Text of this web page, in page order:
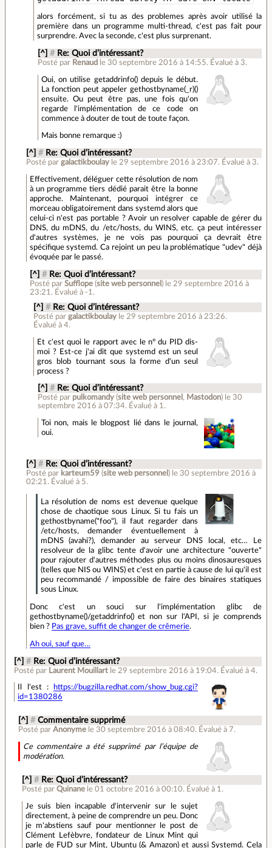
alors forcément, si tu as des problemes après avoir utilisé la
première dans un programme multi-thread, c'est pas fait pour
surprendre. Avec la seconde, c'est plus surprenant.
[^] # Re: Quoi d’intéressant?
Posté par Renaud le 30 septembre 2016 à 14:55. Évalué à 3.
Oui, on utilise getaddrinfo() depuis le début.
La fonction peut appeler gethostbyname(_r)()
ensuite. Ou peut être pas, une fois qu'on
regarde l'implémentation de ce code on
commence à douter de tout de toute façon.
Mais bonne remarque :)
[^] # Re: Quoi d’intéressant?
Posté par galactikboulay le 29 septembre 2016 à 23:07. Évalué à 3.
Effectivement, déléguer cette résolution de nom
à un programme tiers dédié parait être la bonne
approche. Maintenant, pourquoi intégrer ce
morceau obligatoirement dans systemd alors que
celui-ci n'est pas portable ? Avoir un resolver capable de gérer du
DNS, du mDNS, du /etc/hosts, du WINS, etc. ça peut intéresser
d'autres systèmes, je ne vois pas pourquoi ça devrait être
spécifique systemd. Ca rejoint un peu la problématique "udev" déjà
évoquée par le passé.
[^] # Re: Quoi d’intéressant?
Posté par Sufflope(site web personnel ) le 29 septembre 2016 à
23:21 . Évalué à -1 .
[^] # Re: Quoi d’intéressant?
Posté pargalactikboulay le 29 septembre 2016 à 23:26.
Évalué à4.
Et c'est quoi le rapport avec le n° du PID dis-
moi ? Est-ce j'ai dit que systemd est un seul
gros blob tournant sous la forme d'un seul
process ?
[^] # Re: Quoi d’intéressant?
Posté par pulkomandy(site web personnel , Mastodon) le 30
septembre 2016 à 07:34. Évalué à 1 .
Toi non, mais le blogpost lié dans le journal,
oui.
[^] # Re: Quoi d’intéressant?
Posté par karteum59(site web personnel ) le 30 septembre 2016 à
02:21 . Évalué à 5.
La résolution de noms est devenue quelque
chose de chaotique sous Linux. Si tu fais un
gethostbyname("foo"), il faut regarder dans
/etc/hosts, demander éventuellement à
mDNS (avahi?), demander au serveur DNS local, etc… Le
resolveur de la glibc tente d'avoir une architecture "ouverte"
pour rajouter d'autres méthodes plus ou moins dinosauresques
(telles que NIS ou WINS) et c'est en partie à cause de lui qu'il est
peu recommandé / impossible de faire des binaires statiques
sous Linux.
Donc c'est un souci sur l'implémentation glibc de
gethostbyname()/getaddrinfo() et non sur l'API, si je comprends
bien ? Pas grave, suffit de changer de crêmerie.
Ah oui, sauf que…
[^] # Re: Quoi d’intéressant?
Posté par Laurent Mouillart le 29 septembre 2016 à 19:04. Évalué à4.
Il l'est :
https://bugzilla.redhat.com/show_bug.cgi?
id=1380286
[^] # Commentaire supprimé
Posté par Anonyme le 30 septembre 2016 à 08:40. Évalué à 7.
Ce commentaire a été supprimé par l’équipe de
modération.
[^] # Re: Quoi d’intéressant?
Posté parQuinane le 01 octobre 2016 à 00:10. Évalué à 1 .
Je suis bien incapable d'intervenir sur le sujet
directement, à peine de comprendre un peu. Donc
je m'abstiens sauf pour mentionner le post de
Clément Lefèbvre, fondateur de Linux Mint qui
parle de FUD sur Mint, Ubuntu (& Amazon) et aussi Systemd. Cela